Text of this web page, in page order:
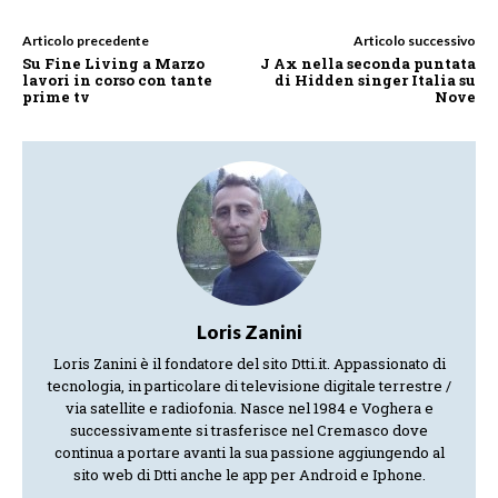
Articolo precedente
Su Fine Living a Marzo
lavori in corso con tante
prime tv
Articolo successivo
J Ax nella seconda puntata
di Hidden singer Italia su
Nove
Loris Zanini
Loris Zanini è il fondatore del sito Dtti.it. Appassionato di
tecnologia, in particolare di televisione digitale terrestre /
via satellite e radiofonia. Nasce nel 1984 e Voghera e
successivamente si trasferisce nel Cremasco dove
continua a portare avanti la sua passione aggiungendo al
sito web di Dtti anche le app per Android e Iphone.